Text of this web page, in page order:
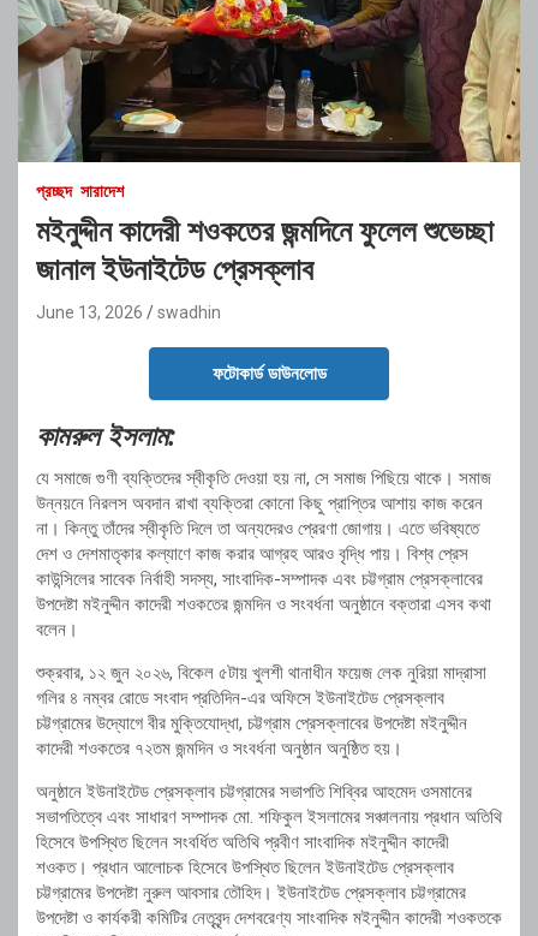
প্রচ্ছদ সারাদেশ
মইনুদ্দীন কাদেরী শওকতের জন্মদিনে ফুলেল শুভেচ্ছা
জানাল ইউনাইটেড প্রেসক্লাব
June 13, 2026 swadhin
ফটোকার্ড ডাউনলোড
কামরুল ইসলাম:
যে সমাজে গুণী ব্যক্তিদের স্বীকৃতি দেওয়া হয় না, সে সমাজ পিছিয়ে থাকে। সমাজ
উন্নয়নে নিরলস অবদান রাখা ব্যক্তিরা কোনো কিছু প্রাপ্তির আশায় কাজ করেন
না। কিন্তু তাঁদের স্বীকৃতি দিলে তা অন্যদেরও প্রেরণা জোগায়। এতে ভবিষ্যতে
দেশ ও দেশমাতৃকার কল্যাণে কাজ করার আগ্রহ আরও বৃদ্ধি পায়। বিশ্ব প্রেস
কাউন্সিলের সাবেক নির্বাহী সদস্য, সাংবাদিক-সম্পাদক এবং চট্টগ্রাম প্রেসক্লাবের
উপদেষ্টা মইনুদ্দীন কাদেরী শওকতের জন্মদিন ও সংবর্ধনা অনুষ্ঠানে বক্তারা এসব কথা
বলেন।
শুক্রবার, ১২ জুন ২০২৬, বিকেল ৫টায় খুলশী থানাধীন ফয়েজ লেক নুরিয়া মাদ্রাসা
গলির ৪ নম্বর রোডে সংবাদ প্রতিদিন-এর অফিসে ইউনাইটেড প্রেসক্লাব
চট্টগ্রামের উদ্যোগে বীর মুক্তিযোদ্ধা, চট্টগ্রাম প্রেসক্লাবের উপদেষ্টা মইনুদ্দীন
কাদেরী শওকতের ৭২তম জন্মদিন ও সংবর্ধনা অনুষ্ঠান অনুষ্ঠিত হয়।
অনুষ্ঠানে ইউনাইটেড প্রেসক্লাব চট্টগ্রামের সভাপতি শিব্বির আহমেদ ওসমানের
সভাপতিত্বে এবং সাধারণ সম্পাদক মো. শফিকুল ইসলামের সঞ্চালনায় প্রধান অতিথি
হিসেবে উপস্থিত ছিলেন সংবর্ধিত অতিথি প্রবীণ সাংবাদিক মইনুদ্দীন কাদেরী
শওকত। প্রধান আলোচক হিসেবে উপস্থিত ছিলেন ইউনাইটেড প্রেসক্লাব
চট্টগ্রামের উপদেষ্টা নুরুল আবসার তৌহিদ। ইউনাইটেড প্রেসক্লাব চট্টগ্রামের
উপদেষ্টা ও কার্যকরী কমিটির নেতৃবৃন্দ দেশবরেণ্য সাংবাদিক মইনুদ্দীন কাদেরী শওকতকে